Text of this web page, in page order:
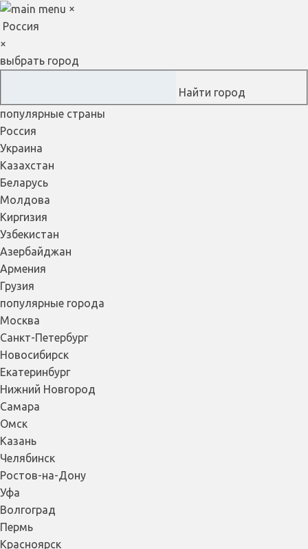
×
Россия
×
выбрать город
Найти город
популярные страны
Россия
Украина
Казахстан
Беларусь
Молдова
Киргизия
Узбекистан
Азербайджан
Армения
Грузия
популярные города
Москва
Санкт-Петербург
Новосибирск
Екатеринбург
Нижний Новгород
Самара
Омск
Казань
Челябинск
Ростов-на-Дону
Уфа
Волгоград
Пермь
Красноярск